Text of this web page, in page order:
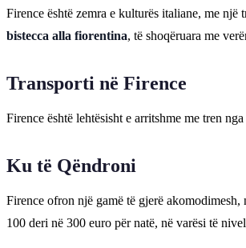
Firence është zemra e kulturës italiane, me
bistecca alla fiorentina, të shoqëruara me
Transporti në Firence
Firence është lehtësisht e arritshme me tren
Ku të Qëndroni
Firence ofron një gamë të gjerë
100 deri në 300 euro për natë, në varësi të